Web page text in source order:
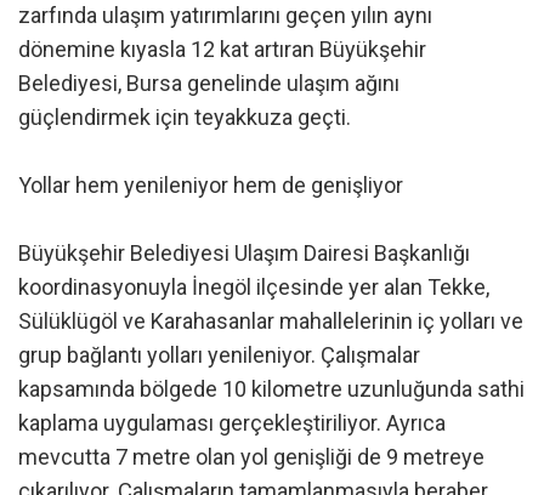
zarfında ulaşım yatırımlarını geçen yılın aynı
dönemine kıyasla 12 kat artıran Büyükşehir
Belediyesi, Bursa genelinde ulaşım ağını
güçlendirmek için teyakkuza geçti.
Yollar hem yenileniyor hem de genişliyor
Büyükşehir Belediyesi Ulaşım Dairesi Başkanlığı
koordinasyonuyla İnegöl ilçesinde yer alan Tekke,
Sülüklügöl ve Karahasanlar mahallelerinin iç yolları ve
grup bağlantı yolları yenileniyor. Çalışmalar
kapsamında bölgede 10 kilometre uzunluğunda sathi
kaplama uygulaması gerçekleştiriliyor. Ayrıca
mevcutta 7 metre olan yol genişliği de 9 metreye